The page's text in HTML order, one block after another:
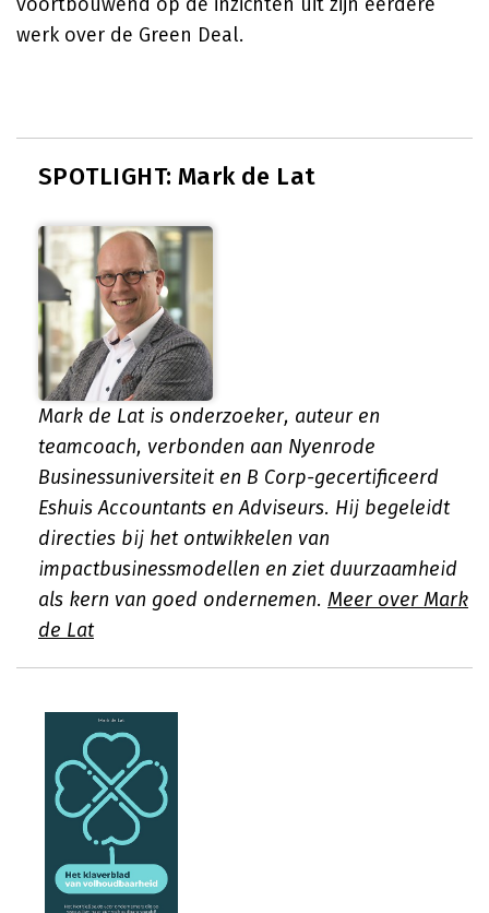
werk over de Green Deal.
SPOTLIGHT: Mark de Lat
Mark de Lat is onderzoeker, auteur en
teamcoach, verbonden aan Nyenrode
Businessuniversiteit en B Corp-gecertificeerd
Eshuis Accountants en Adviseurs. Hij begeleidt
directies bij het ontwikkelen van
impactbusinessmodellen en ziet duurzaamheid
als kern van goed ondernemen. Meer over Mark
de Lat